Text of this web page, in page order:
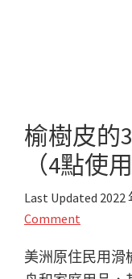
榆樹皮的
（4點使
Last Updated 2022
Comment
美洲原住民用滑